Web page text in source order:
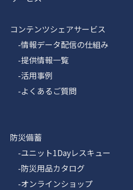
コンテンツシェアサービス
-情報データ配信の仕組み
-提供情報一覧
-活用事例
-よくあるご質問
防災備蓄
-ユニット1Dayレスキュー
-防災用品カタログ
-オンラインショップ